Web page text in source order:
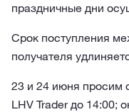
праздничные дни
Срок поступления
получателя
23 и 24 июня просим
LHV Trader до 14:00;